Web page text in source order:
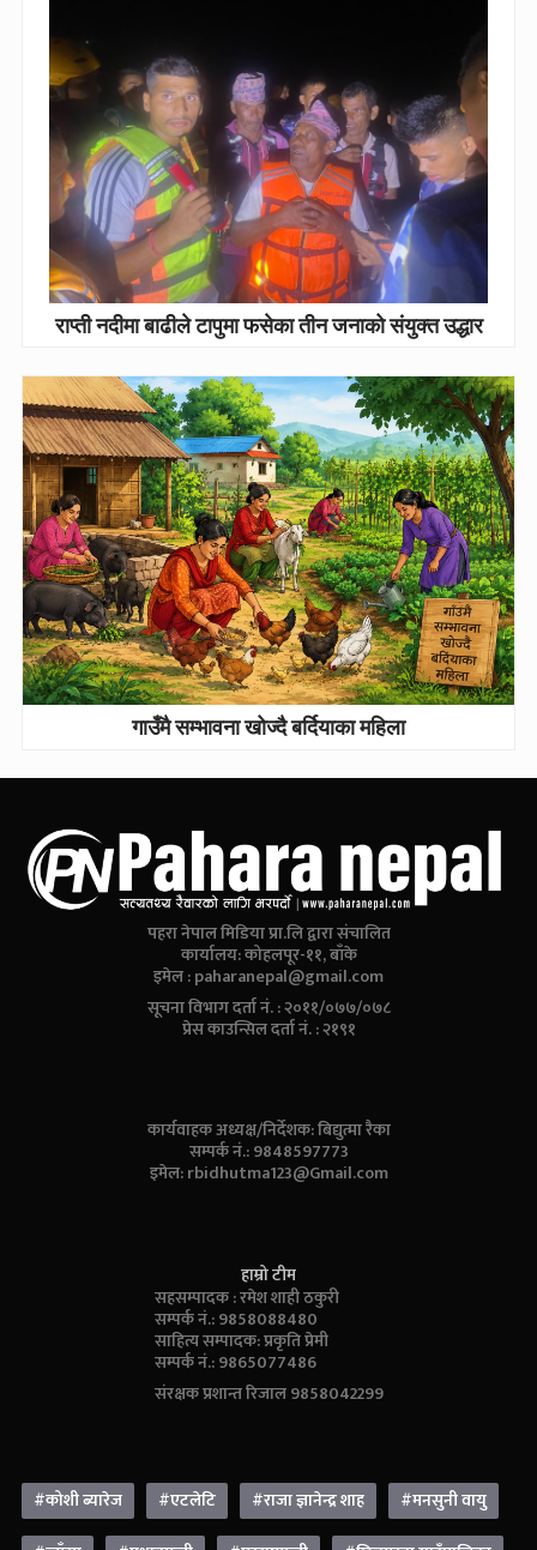
राप्ती नदीमा बाढीले टापुमा फसेका तीन जनाको संयुक्त उद्धार
गाउँमै सम्भावना खोज्दै बर्दियाका महिला
पहरा नेपाल मिडिया प्रा.लि द्वारा संचालित
कार्यालय: कोहलपूर-११, बाँके
इमेल :paharanepal@gmail.com
सूचना विभाग दर्ता नं. : २०११/०७७/०७८
प्रेस काउन्सिल दर्ता नं. : २१९१
कार्यवाहक अध्यक्ष/निर्देशक: बिद्युत्मा रैका
सम्पर्क नं.: 9848597773
इमेल:rbidhutma123@Gmail.com
हाम्रो टीम
सहसम्पादक : रमेश शाही ठकुरी
सम्पर्क नं.: 9858088480
साहित्य सम्पादक: प्रकृति प्रेमी
सम्पर्क नं.: 9865077486
संरक्षक प्रशान्त रिजाल 9858042299
#कोशी ब्यारेज #एटलेटि #राजा ज्ञानेन्द्र शाह
#मनसुनी वायु